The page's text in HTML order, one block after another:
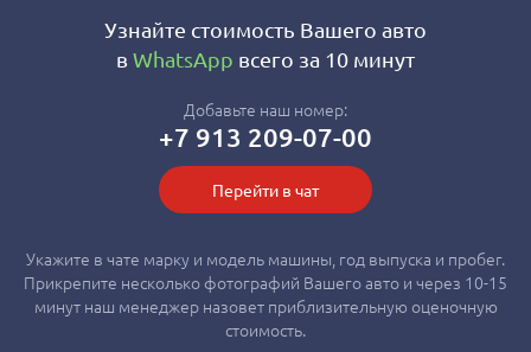
Узнайте стоимость Вашего авто
в WhatsApp всего за 10 минут
Добавьте наш номер:
+7 913 209-07-00
Перейти в чат
Укажите в чате марку и модель машины, год выпуска и пробег.
Прикрепите несколько фотографий Вашего авто и через 10-15
минут наш менеджер назовет приблизительную оценочную
стоимость.